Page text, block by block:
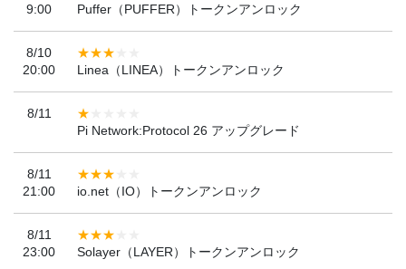
9:00
Puffer（PUFFER）トークンアンロック
8/10
20:00
Linea（LINEA）トークンアンロック
8/11
Pi Network:Protocol 26 アップグレード
8/11
21:00
io.net（IO）トークンアンロック
8/11
23:00
Solayer（LAYER）トークンアンロック